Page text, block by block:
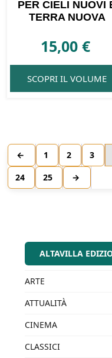
PER CIELI NUOVI
TERRA NUOVA
15,00€
SCOPRI IL VOLUME
← 1 2 3
24
25 →
ALTAVILLA
ARTE
ATTUALITÀ
CINEMA
CLASSICI